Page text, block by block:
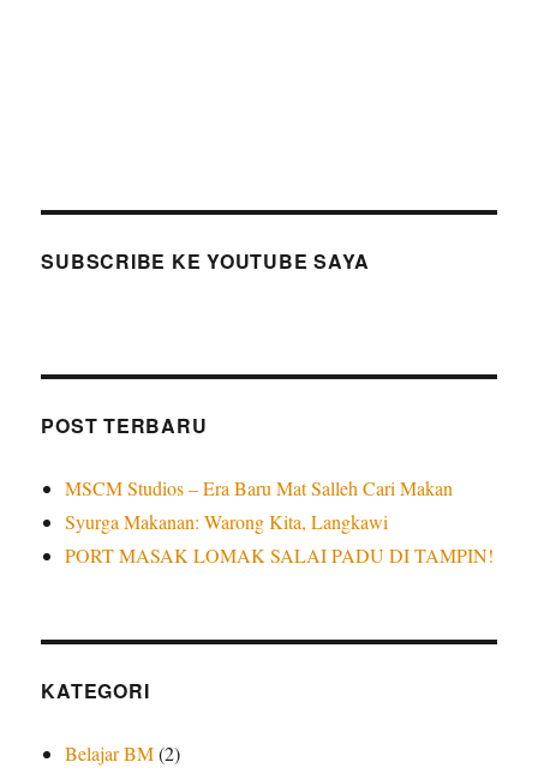
SUBSCRIBE KE YOUTUBE SAYA
POST TERBARU
MSCM Studios – Era Baru Mat Salleh Cari Makan
Syurga Makanan: Warong Kita, Langkawi
PORT MASAK LOMAK SALAI PADU DI TAMPIN!
KATEGORI
Belajar BM(2)